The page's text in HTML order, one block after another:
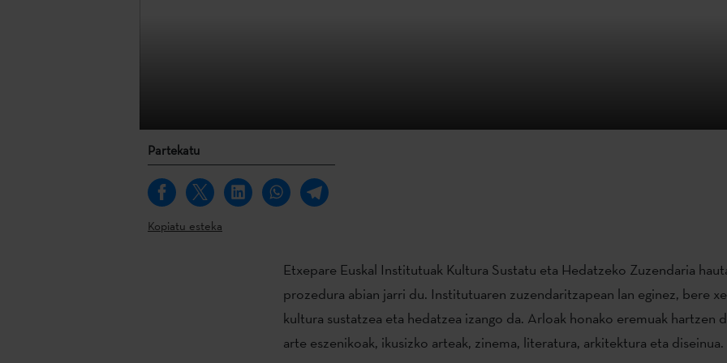
Partekatu
Kopiatu esteka
Etxepare Euskal Institutuak Kultura Sustatu eta Hedatzeko Zuzendaria
prozedura abian jarri du. Institutuaren zuzendaritzapean lan eginez, bere
kultura sustatzea eta hedatzea izango da. Arloak honako eremuak hartzen
arte eszenikoak, ikusizko arteak, zinema, literatura, arkitektura eta diseinua.